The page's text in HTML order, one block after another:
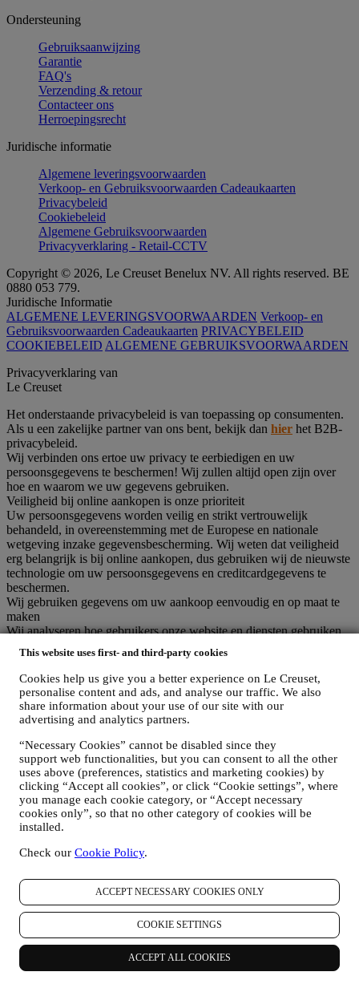
This website uses first- and third-party cookies
Cookies help us give you a better experience on Le Creuset,
personalise content and ads, and analyse our traffic. We also
share information about your use of our site with our
advertising and analytics partners.
“Necessary Cookies” cannot be disabled since they
support web functionalities, but you can consent to all the other
uses above (preferences, statistics and marketing cookies) by
clicking “Accept all cookies”, or click “Cookie settings”, where
you manage each cookie category, or “Accept necessary
cookies only”, so that no other category of cookies will be
installed.
Check our Cookie Policy.
ACCEPT NECESSARY COOKIES ONLY
COOKIE SETTINGS
ACCEPT ALL COOKIES
Ondersteuning
Gebruiksaanwijzing
Garantie
FAQ's
Verzending & retour
Contacteer ons
Herroepingsrecht
Juridische informatie
Algemene leveringsvoorwaarden
Verkoop- en Gebruiksvoorwaarden Cadeaukaarten
Privacybeleid
Cookiebeleid
Algemene Gebruiksvoorwaarden
Privacyverklaring - Retail-CCTV
Copyright © 2026, Le Creuset Benelux NV. All rights reserved. BE
0880 053 779.
Juridische Informatie
ALGEMENE LEVERINGSVOORWAARDEN Verkoop- en
Gebruiksvoorwaarden Cadeaukaarten PRIVACYBELEID
COOKIEBELEID ALGEMENE GEBRUIKSVOORWAARDEN
Privacyverklaring van
Le Creuset
Het onderstaande privacybeleid is van toepassing op consumenten.
Als u een zakelijke partner van ons bent, bekijk dan hier het B2B-
privacybeleid.
Wij verbinden ons ertoe uw privacy te eerbiedigen en uw
persoonsgegevens te beschermen! Wij zullen altijd open zijn over
hoe en waarom we uw gegevens gebruiken.
Veiligheid bij online aankopen is onze prioriteit
Uw persoonsgegevens worden veilig en strikt vertrouwelijk
behandeld, in overeenstemming met de Europese en nationale
wetgeving inzake gegevensbescherming. Wij weten dat veiligheid
erg belangrijk is bij online aankopen, dus gebruiken wij de nieuwste
technologie om uw persoonsgegevens en creditcardgegevens te
beschermen.
Wij gebruiken gegevens om uw aankoop eenvoudig en op maat te
maken
Wij analyseren hoe gebruikers onze website en diensten gebruiken
Wij gebruiken gegevens om van het koken met Le Creuset een
betere ervaring te maken en om u te informeren over nieuws en
aanbiedingen
Als u beslist om deel uit te maken van ons klantenbestand en de Le
Creuset-nieuwsbrief te ontvangen, sturen wij u speciale,
producten worden gelanceerd, wanneer er exclusieve aanbiedingen,
showcooking- of komende evenementen zijn, of wanneer er speciale
promoties voor u zijn.
Afmelden:
U kunt het ontvangen van onze marketingcommunicatie op elk
moment kosteloos stopzetten via de methoden die bij de
communicatie worden weergegeven (bijvoorbeeld om u af te
melden voor de nieuwsbrief kunt u klikken op de afmeldlink
onderaan elke e-mail). Als u een van onze marketingactiviteiten wilt
stopzetten, kunt u in ieder geval een e-mail sturen naar.Uw
afmelding zal zo snel mogelijk worden verwerkt, maar in sommige
omstandigheden kunt u nog enkele berichten ontvangen totdat de
afmelding volledig is verwerkt.
Uw gegevens zijn onder uw controle
Vergeet niet dat u de controle hebt over uw gegevens en dat u uw
voorkeuren te allen tijde kunt beheren. U kunt erop rekenen dat wij